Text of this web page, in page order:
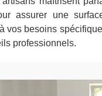
assurer une
vos besoins
professionnels.